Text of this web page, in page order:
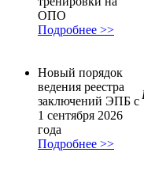
ОПО
Подробнее >>
Новый порядок
ведения реестра
заключений ЭПБ с
1 сентября 2026
года
Подробнее >>